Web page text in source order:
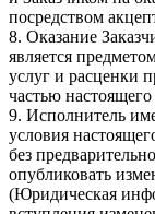
посредством
8. Оказание
является
услуг и расценки
частью настоящего
9. Исполнитель
условия
без
опубликовать
(Юридическая